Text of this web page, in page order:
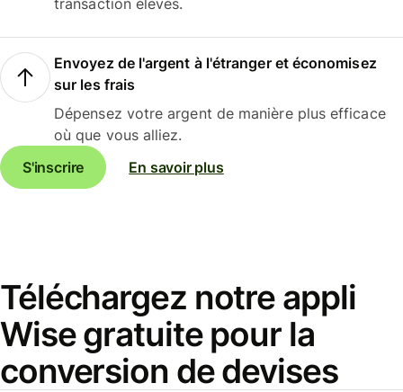
transaction élevés.
Envoyez de l'argent à l'étranger et économisez
sur les frais
Dépensez votre argent de manière plus efficace
où que vous alliez.
S'inscrire
En savoir plus
Téléchargez notre appli
Wise gratuite pour la
conversion de devises